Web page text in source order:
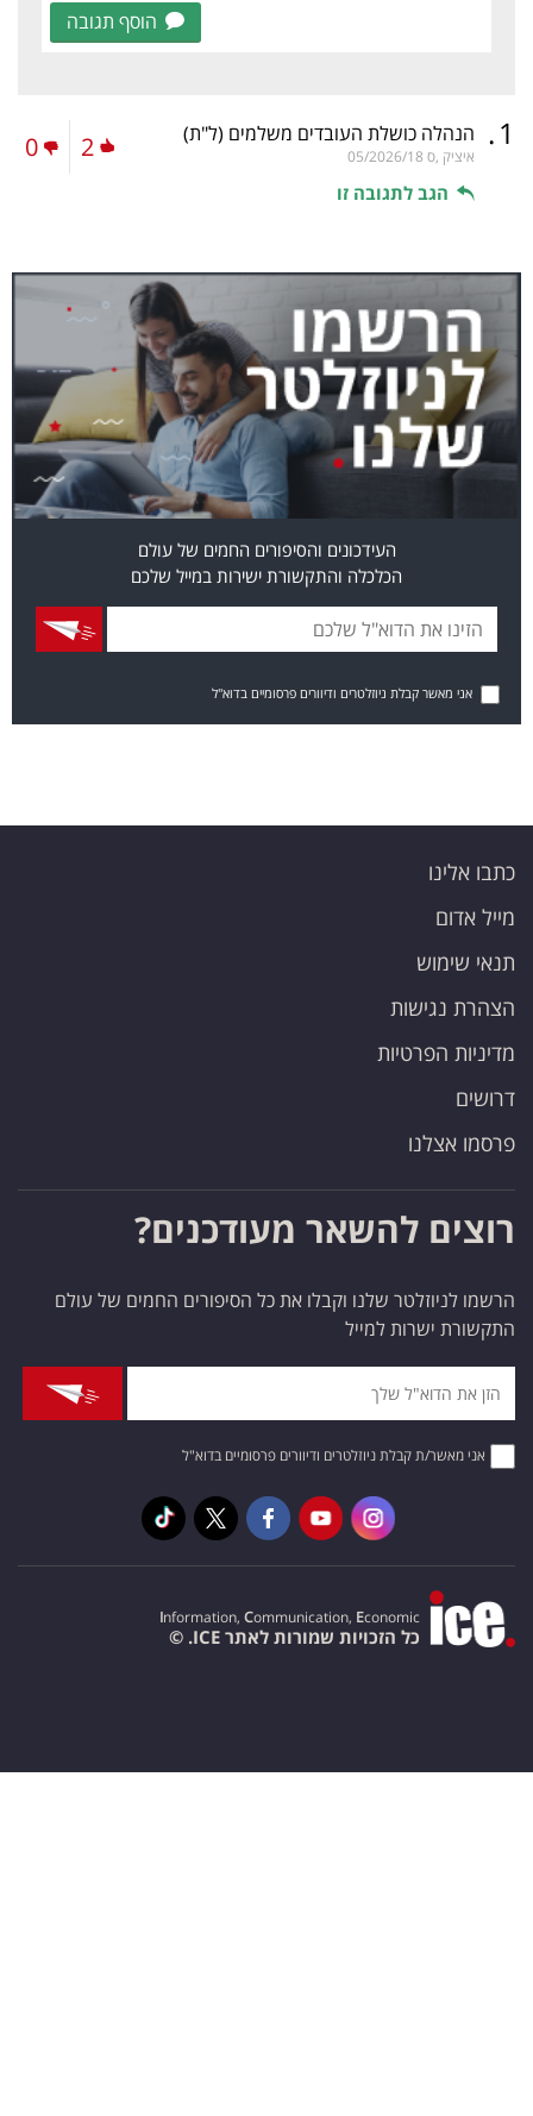
הוסף תגובה
1
. הנהלה כושלת העובדים משלמים (ל"ת)
איציק ,ס 05/2026/18
הגב לתגובה זו
2
0
העידכונים והסיפורים החמים של עולם
הכלכלה והתקשורת ישירות במייל שלכם
אני מאשר קבלת ניוזלטרים ודיוורים פרסומיים בדוא"ל
כתבו אלינו
מייל אדום
תנאי שימוש
הצהרת נגישות
מדיניות הפרטיות
דרושים
פרסמו אצלנו
רוצים להשאר מעודכנים?
הרשמו לניוזלטר שלנו וקבלו את כל הסיפורים החמים של עולם
התקשורת ישרות למייל
אני מאשר/ת קבלת ניוזלטרים ודיוורים פרסומיים בדוא"ל
Information, Communication, Economic
כל הזכויות שמורות לאתר ICE. ©